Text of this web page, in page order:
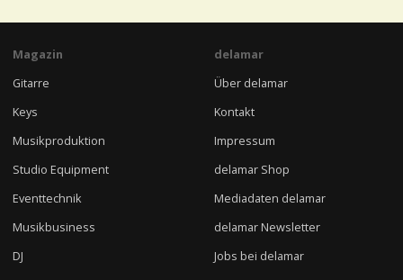
Magazin
Gitarre
Keys
Musikproduktion
Studio Equipment
Eventtechnik
Musikbusiness
DJ
delamar
Über delamar
Kontakt
Impressum
delamar Shop
Mediadaten delamar
delamar Newsletter
Jobs bei delamar